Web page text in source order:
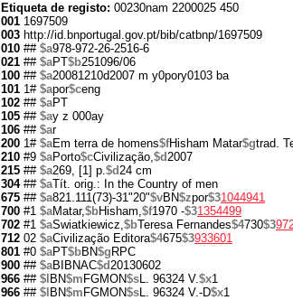
Etiqueta de registo: 00230nam 2200025 450
001 1697509
003 http://id.bnportugal.gov.pt/bib/catbnp/1697509
010 ## $a978-972-26-2516-6
021 ## $aPT$b251096/06
100 ## $a20081210d2007 m y0pory0103 ba
101 1# $apor$ceng
102 ## $aPT
105 ## $ay z 000ay
106 ## $ar
200 1# $aEm terra de homens$fHisham Matar$gtrad.
210 #9 $aPorto$cCivilização,$d2007
215 ## $a269, [1] p.$d24 cm
304## $aTít. orig.: In the Country of men
675 ## $a821.111(73)-31"20"$vBN$zpor$31044941
700 #1 $aMatar,$bHisham,$f1970 -$31354499
702 #1 $aSwiatkiewicz,$bTeresa Fernandes$4730$3
712 02 $aCivilização Editora$4675$3933601
801 #0 $aPT$bBN$g RPC
900 ## $aBIBNAC$d20130602
966 ## $l BN$m FGMON$sL. 96324 V.$x1
966 ## $l BN$m FGMON$sL. 96324 V.-D$x1